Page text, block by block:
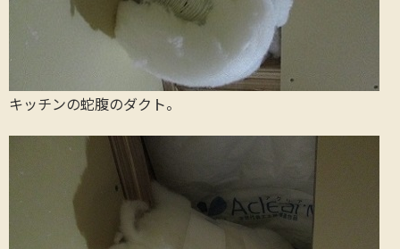
キッチンの蛇腹のダクト。